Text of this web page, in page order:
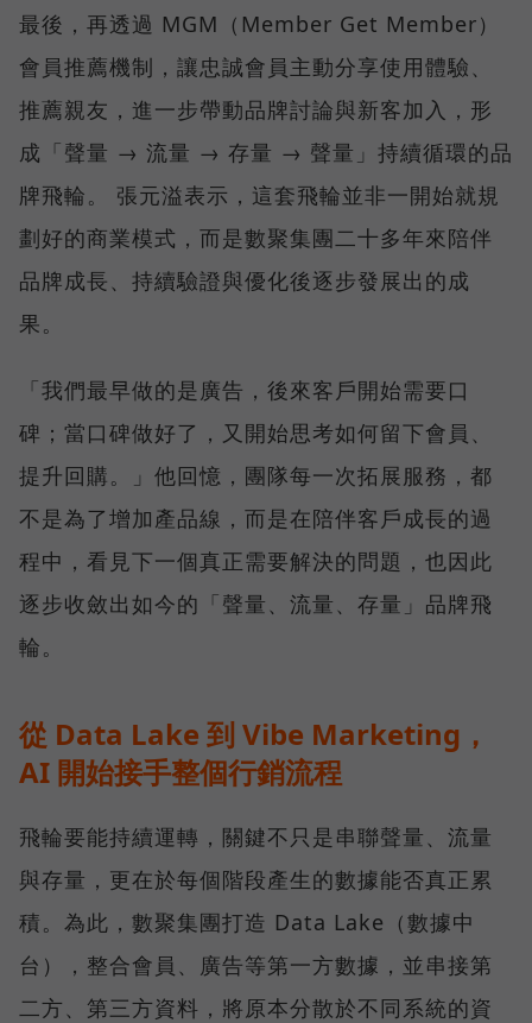
最後，再透過 MGM（Member Get Member）
會員推薦機制，讓忠誠會員主動分享使用體驗、
推薦親友，進一步帶動品牌討論與新客加入，形
成「聲量 → 流量 → 存量 → 聲量」持續循環的品
牌飛輪。 張元溢表示，這套飛輪並非一開始就規
劃好的商業模式，而是數聚集團二十多年來陪伴
品牌成長、持續驗證與優化後逐步發展出的成
果。
「我們最早做的是廣告，後來客戶開始需要口
碑；當口碑做好了，又開始思考如何留下會員、
提升回購。」他回憶，團隊每一次拓展服務，都
不是為了增加產品線，而是在陪伴客戶成長的過
程中，看見下一個真正需要解決的問題，也因此
逐步收斂出如今的「聲量、流量、存量」品牌飛
輪。
從 Data Lake 到 Vibe Marketing，
AI 開始接手整個行銷流程
飛輪要能持續運轉，關鍵不只是串聯聲量、流量
與存量，更在於每個階段產生的數據能否真正累
積。為此，數聚集團打造 Data Lake（數據中
台），整合會員、廣告等第一方數據，並串接第
二方、第三方資料，將原本分散於不同系統的資